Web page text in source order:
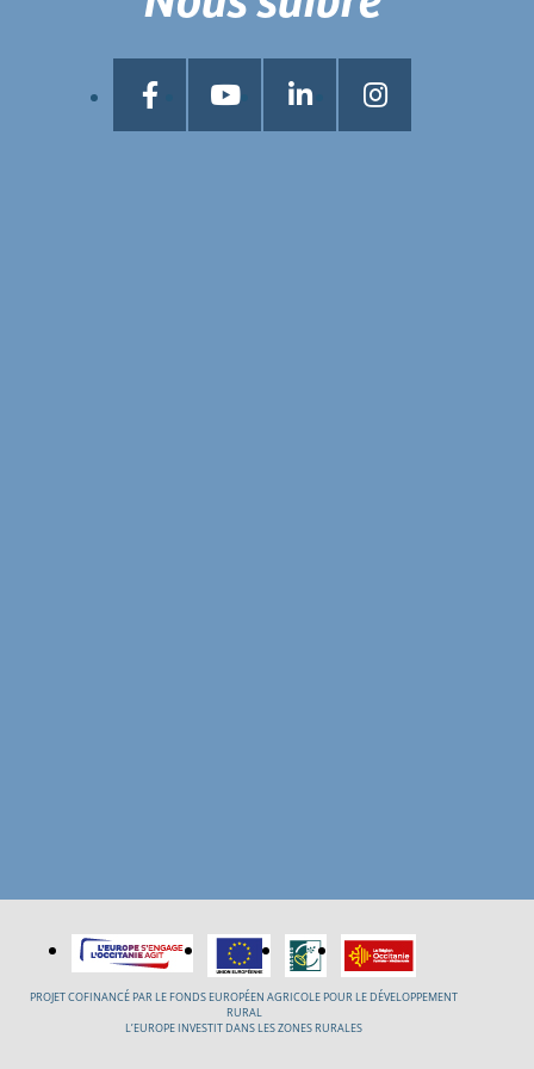
PROJET COFINANCÉ PAR LE FONDS EUROPÉEN AGRICOLE POUR LE DÉVELOPPEMENT
RURAL
L’EUROPE INVESTIT DANS LES ZONES RURALES